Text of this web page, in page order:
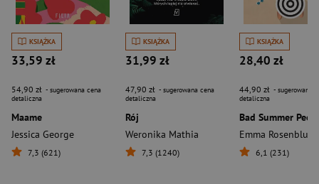
KSIĄŻKA
33,59 zł
54,90 zł - sugerowana cena
detaliczna
Maame
Jessica George
7,3 (621)
KSIĄŻKA
31,99 zł
47,90 zł - sugerowana cena
detaliczna
Rój
Weronika Mathia
7,3 (1240)
KSIĄŻKA
28,40 zł
44,90 zł - sugerowana
detaliczna
Bad Summer
Emma Rosenblum
6,1 (231)